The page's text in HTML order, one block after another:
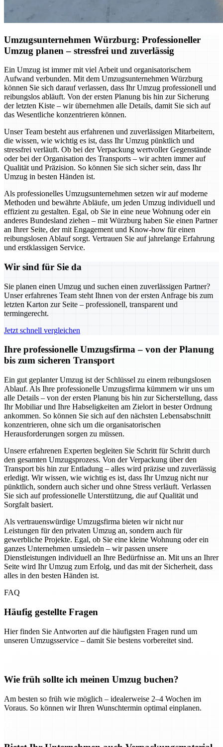
Umzugsunternehmen Würzburg: Professioneller
Umzug planen – stressfrei und zuverlässig
Ein Umzug ist immer mit viel Arbeit und organisatorischem
Aufwand verbunden. Mit dem Umzugsunternehmen Würzburg
können Sie sich darauf verlassen, dass Ihr Umzug professionell und
reibungslos abläuft. Von der ersten Planung bis hin zur Sicherung
der letzten Kiste – wir übernehmen alle Details, damit Sie sich auf
das Wesentliche konzentrieren können.
Unser Team besteht aus erfahrenen und zuverlässigen Mitarbeitern,
die wissen, wie wichtig es ist, dass Ihr Umzug pünktlich und
stressfrei verläuft. Ob bei der Verpackung wertvoller Gegenstände
oder bei der Organisation des Transports – wir achten immer auf
Qualität und Präzision. So können Sie sich sicher sein, dass Ihr
Umzug in besten Händen ist.
Als professionelles Umzugsunternehmen setzen wir auf moderne
Methoden und bewährte Abläufe, um jeden Umzug individuell und
effizient zu gestalten. Egal, ob Sie in eine neue Wohnung oder ein
anderes Bundesland ziehen – mit Würzburg haben Sie einen Partner
an Ihrer Seite, der mit Engagement und Know-how für einen
reibungslosen Ablauf sorgt. Vertrauen Sie auf jahrelange Erfahrung
und erstklassigen Service.
Wir sind für Sie da
Sie planen einen Umzug und suchen einen zuverlässigen Partner?
Unser erfahrenes Team steht Ihnen von der ersten Anfrage bis zum
letzten Karton zur Seite – professionell, transparent und
termingerecht.
Jetzt schnell vergleichen
Ihre professionelle Umzugsfirma – von der Planung
bis zum sicheren Transport
Ein gut geplanter Umzug ist der Schlüssel zu einem reibungslosen
Ablauf. Als Ihre professionelle Umzugsfirma kümmern wir uns um
alle Details – von der ersten Planung bis hin zur Sicherstellung, dass
Ihr Mobiliar und Ihre Habseligkeiten am Zielort in bester Ordnung
ankommen. So können Sie sich auf den nächsten Lebensabschnitt
konzentrieren, ohne sich um die organisatorischen
Herausforderungen sorgen zu müssen.
Unsere erfahrenen Experten begleiten Sie Schritt für Schritt durch
den gesamten Umzugsprozess. Von der Verpackung über den
Transport bis hin zur Entladung – alles wird präzise und zuverlässig
erledigt. Wir wissen, wie wichtig es ist, dass Ihr Umzug nicht nur
pünktlich, sondern auch sicher und ohne Stress verläuft. Verlassen
Sie sich auf professionelle Unterstützung, die auf Qualität und
Sorgfalt basiert.
Als vertrauenswürdige Umzugsfirma bieten wir nicht nur
Leistungen für den privaten Umzug an, sondern auch für
gewerbliche Projekte. Egal, ob Sie eine kleine Wohnung oder ein
ganzes Unternehmen umsiedeln – wir passen unsere
Dienstleistungen individuell an Ihre Bedürfnisse an. Mit uns an Ihrer
Seite wird Ihr Umzug zum Erfolg, und das mit der Sicherheit, dass
alles in den besten Händen ist.
FAQ
Häufig gestellte Fragen
Hier finden Sie Antworten auf die häufigsten Fragen rund um
unseren Umzugsservice – damit Sie bestens vorbereitet sind.
Wie früh sollte ich meinen Umzug buchen?
Am besten so früh wie möglich – idealerweise 2–4 Wochen im
Voraus. So können wir Ihren Wunschtermin optimal einplanen.